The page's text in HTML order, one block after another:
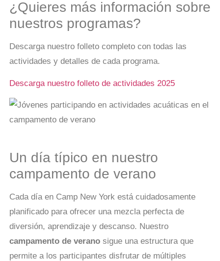
¿Quieres más información sobre
nuestros programas?
Descarga nuestro folleto completo con todas las
actividades y detalles de cada programa.
Descarga nuestro folleto de actividades 2025
Un día típico en nuestro
campamento de verano
Cada día en Camp New York está cuidadosamente
planificado para ofrecer una mezcla perfecta de
diversión, aprendizaje y descanso. Nuestro
campamento de veranosigue una estructura que
permite a los participantes disfrutar de múltiples